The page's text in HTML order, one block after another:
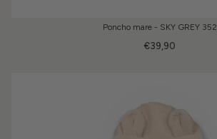
Poncho mare - SKY GREY 352
€39,90